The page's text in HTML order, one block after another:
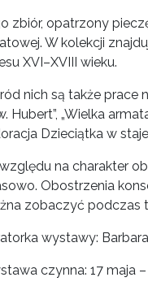
zbiór, opatrzony
W kolekcji
XVI–XVIII wieku.
nich są także prace
Hubert”, „Wielka
Dzieciątka w
na charakter
Obostrzenia
zobaczyć podczas
wystawy:
czynna: 17 maja